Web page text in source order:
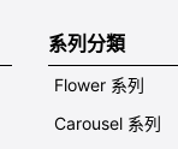
系列分類
Flower 系列
Carousel 系列